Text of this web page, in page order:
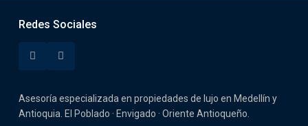
Redes Sociales
Asesoría especializada en propiedades de lujo en Medellín y
Antioquia. El Poblado · Envigado · Oriente Antioqueño.